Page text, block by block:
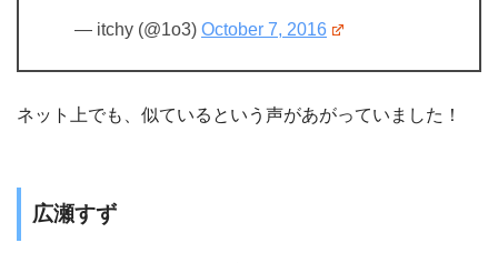
— itchy (@1o3) October 7, 2016
ネット上でも、似ているという声があがっていました！
広瀬すず